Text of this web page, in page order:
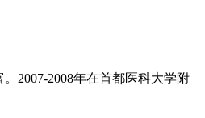
2007-2008年在首都医科大学附